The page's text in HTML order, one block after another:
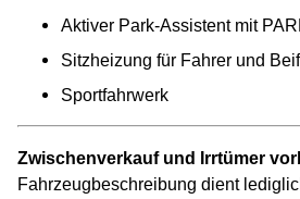
Aktiver Park-Assistent mit
Sitzheizung für Fahrer und
Sportfahrwerk
Zwischenverkauf und Irrtümer
Fahrzeugbeschreibung dient